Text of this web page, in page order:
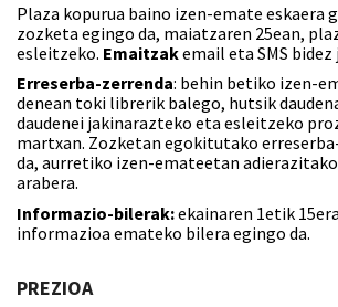
Plaza kopurua baino izen-emate eskaera
zozketa egingo da, maiatzaren 25ean,
esleitzeko. Emaitzakemail eta SMS
Erreserba-zerrenda: behin betiko izen-
denean toki librerik balego, hutsik
daudenei jakinarazteko eta esleitzeko
martxan. Zozketan egokitutako
da, aurretiko izen-emateetan
arabera.
Informazio-bilerak:ekainaren 1etik
informazioa emateko bilera egingo da.
PREZIOA